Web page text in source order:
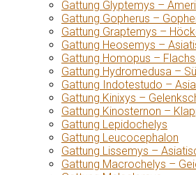
Gattung Glyptemys –
Gattung Gopherus –
Gattung Graptemys –
Gattung Heosemys –
Gattung Homopus –
Gattung Hydromedusa –
Gattung Indotestudo –
Gattung Kinixys –
Gattung Kinosternon –
Gattung Lepidochelys
Gattung Leucocephalon
Gattung Lissemys –
Gattung Macrochelys –